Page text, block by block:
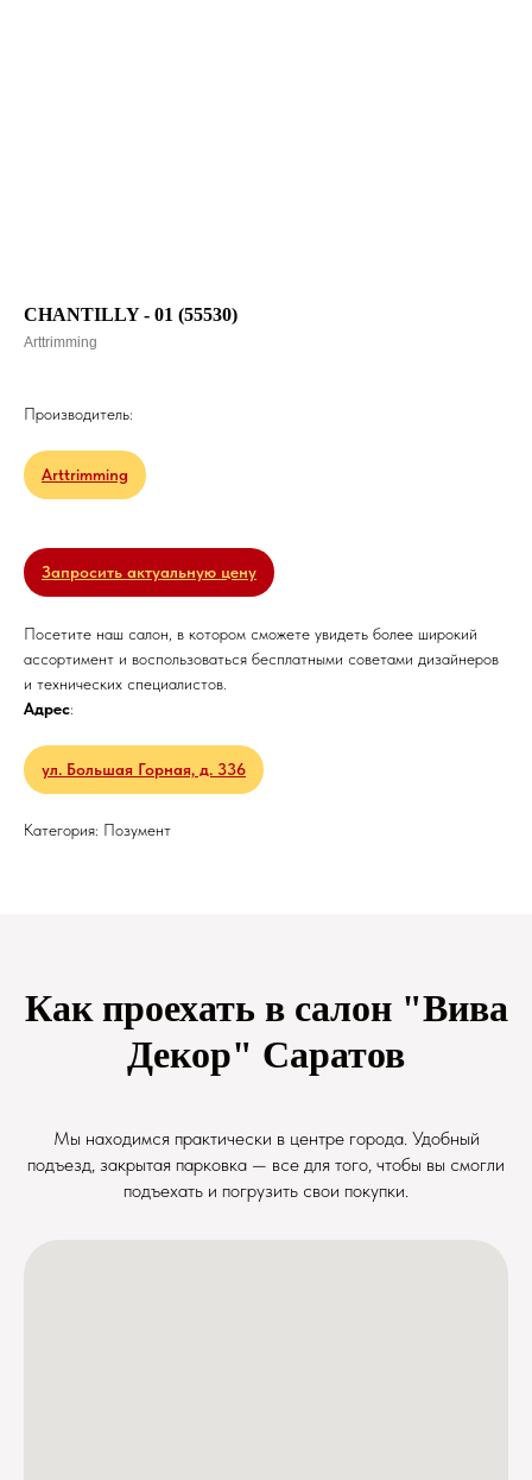
CHANTILLY - 01 (55530)
Arttrimming
Производитель:
Arttrimming
Запросить актуальную цену
Посетите наш салон, в котором сможете увидеть более широкий
ассортимент и воспользоваться бесплатными советами дизайнеров
и технических специалистов.
Адрес:
ул. Большая Горная, д. 336
Категория: Позумент
Как проехать в салон "Вива
Декор" Саратов
Мы находимся практически в центре города. Удобный
подъезд, закрытая парковка — все для того, чтобы вы смогли
подъехать и погрузить свои покупки.